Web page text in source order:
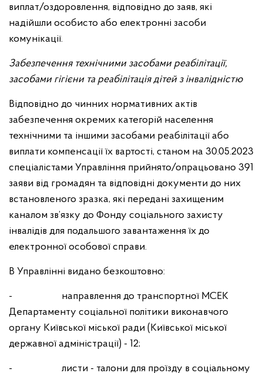
виплат/оздоровлення, відповідно до заяв, які
надійшли особисто або електронні засоби
комунікації.
Забезпечення технічними засобами реабілітації,
засобами гігієни та реабілітація дітей з інвалідністю
Відповідно до чинних нормативних актів
забезпечення окремих категорій населення
технічними та іншими засобами реабілітації або
виплати компенсації їх вартості, станом на 30.05.2023
спеціалістами Управління прийнято/опрацьовано 391
заяви від громадян та відповідні документи до них
встановленого зразка, які передані захищеним
каналом зв’язку до Фонду соціального захисту
інвалідів для подальшого завантаження їх до
електронної особової справи.
В Управлінні видано безкоштовно:
- направлення до транспортної МСЕК
Департаменту соціальної політики виконавчого
органу Київської міської ради (Київської міської
державної адміністрації) - 12;
- листи - талони для проїзду в соціальному